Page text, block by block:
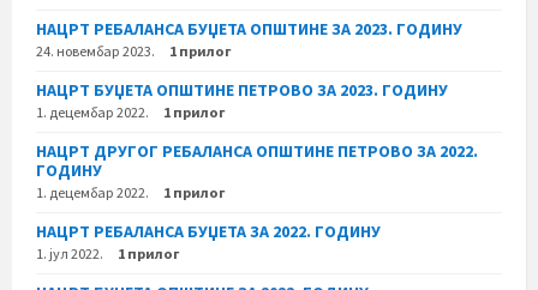
НАЦРТ РЕБАЛАНСА БУЏЕТА ОПШТИНЕ ЗА 2023. ГОДИНУ
24. новембар 2023. 1 прилог
НАЦРТ БУЏЕТА ОПШТИНЕ ПЕТРОВО ЗА 2023. ГОДИНУ
1. децембар 2022. 1 прилог
НАЦРТ ДРУГОГ РЕБАЛАНСА ОПШТИНЕ ПЕТРОВО ЗА 2022.
ГОДИНУ
1. децембар 2022. 1 прилог
НАЦРТ РЕБАЛАНСА БУЏЕТА ЗА 2022. ГОДИНУ
1. јул 2022. 1 прилог